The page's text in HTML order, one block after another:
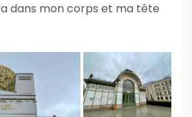
dans mon corps et ma tête